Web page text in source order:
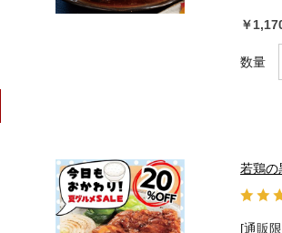
￥
数量
若鶏の
[通販